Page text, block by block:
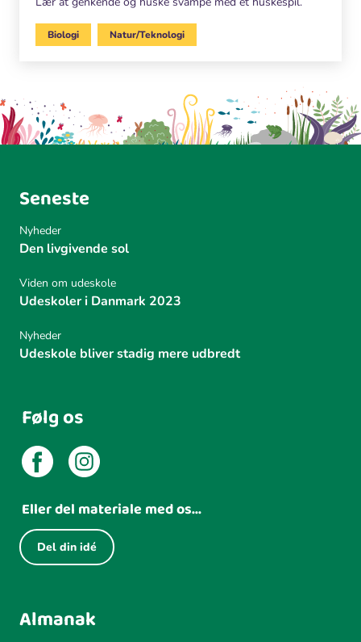
Biologi Natur/Teknologi
Seneste
Nyheder
Den livgivende sol
Viden om udeskole
Udeskoler i Danmark 2023
Nyheder
Udeskole bliver stadig mere udbredt
Følg os
Eller del materiale med os...
Del din idé
Almanak